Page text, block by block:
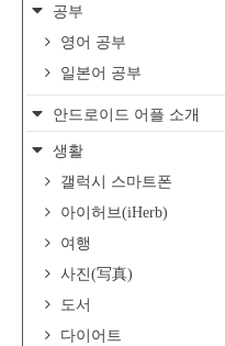
공부
영어 공부
일본어 공부
안드로이드 어플 소개
생활
갤럭시 스마트폰
아이허브(iHerb)
여행
사진(写真)
도서
다이어트